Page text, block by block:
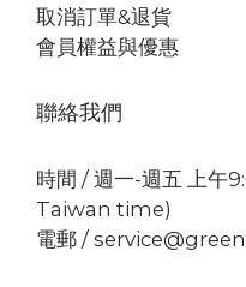
取消訂單&退貨
會員權益與優惠
聯絡我們
時間 / 週一-週五 上午
Taiwan time)
電郵 /